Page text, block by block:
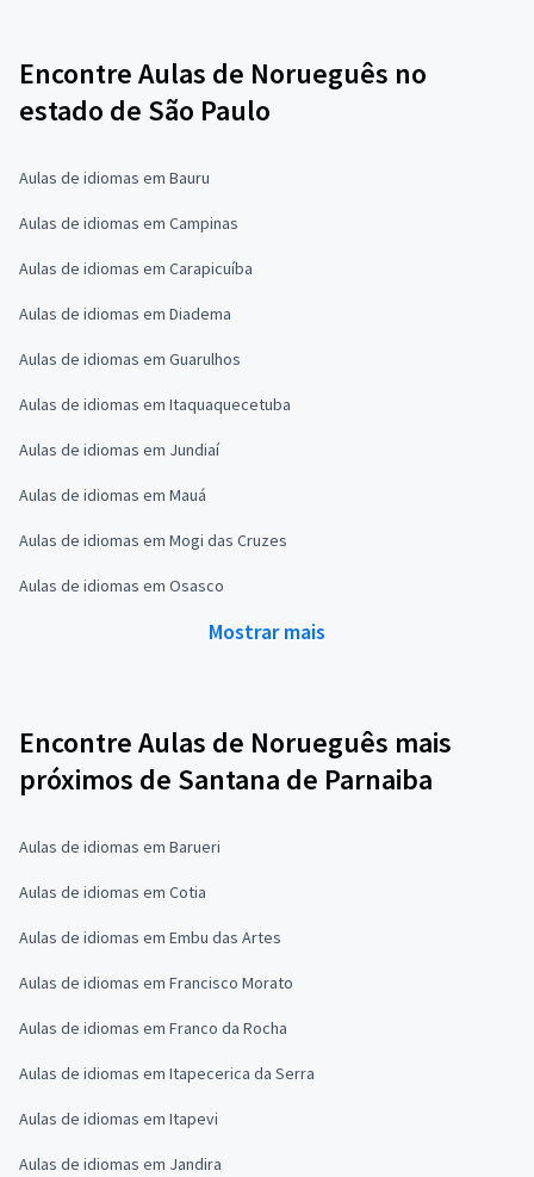
Encontre Aulas de Norueguês no
estado de São Paulo
Aulas de idiomas em Bauru
Aulas de idiomas em Campinas
Aulas de idiomas em Carapicuíba
Aulas de idiomas em Diadema
Aulas de idiomas em Guarulhos
Aulas de idiomas em Itaquaquecetuba
Aulas de idiomas em Jundiaí
Aulas de idiomas em Mauá
Aulas de idiomas em Mogi das Cruzes
Aulas de idiomas em Osasco
Mostrar mais
Encontre Aulas de Norueguês mais
próximos de Santana de Parnaiba
Aulas de idiomas em Barueri
Aulas de idiomas em Cotia
Aulas de idiomas em Embu das Artes
Aulas de idiomas em Francisco Morato
Aulas de idiomas em Franco da Rocha
Aulas de idiomas em Itapecerica da Serra
Aulas de idiomas em Itapevi
Aulas de idiomas em Jandira